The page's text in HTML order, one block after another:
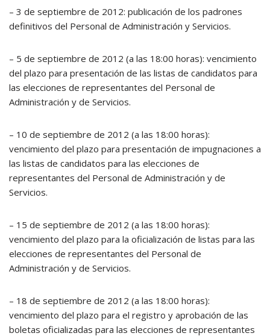
– 3 de septiembre de 2012: publicación de los padrones
definitivos del Personal de Administración y Servicios.
– 5 de septiembre de 2012 (a las 18:00 horas): vencimiento
del plazo para presentación de las listas de candidatos para
las elecciones de representantes del Personal de
Administración y de Servicios.
– 10 de septiembre de 2012 (a las 18:00 horas):
vencimiento del plazo para presentación de impugnaciones a
las listas de candidatos para las elecciones de
representantes del Personal de Administración y de
Servicios.
– 15 de septiembre de 2012 (a las 18:00 horas):
vencimiento del plazo para la oficialización de listas para las
elecciones de representantes del Personal de
Administración y de Servicios.
– 18 de septiembre de 2012 (a las 18:00 horas):
vencimiento del plazo para el registro y aprobación de las
boletas oficializadas para las elecciones de representantes